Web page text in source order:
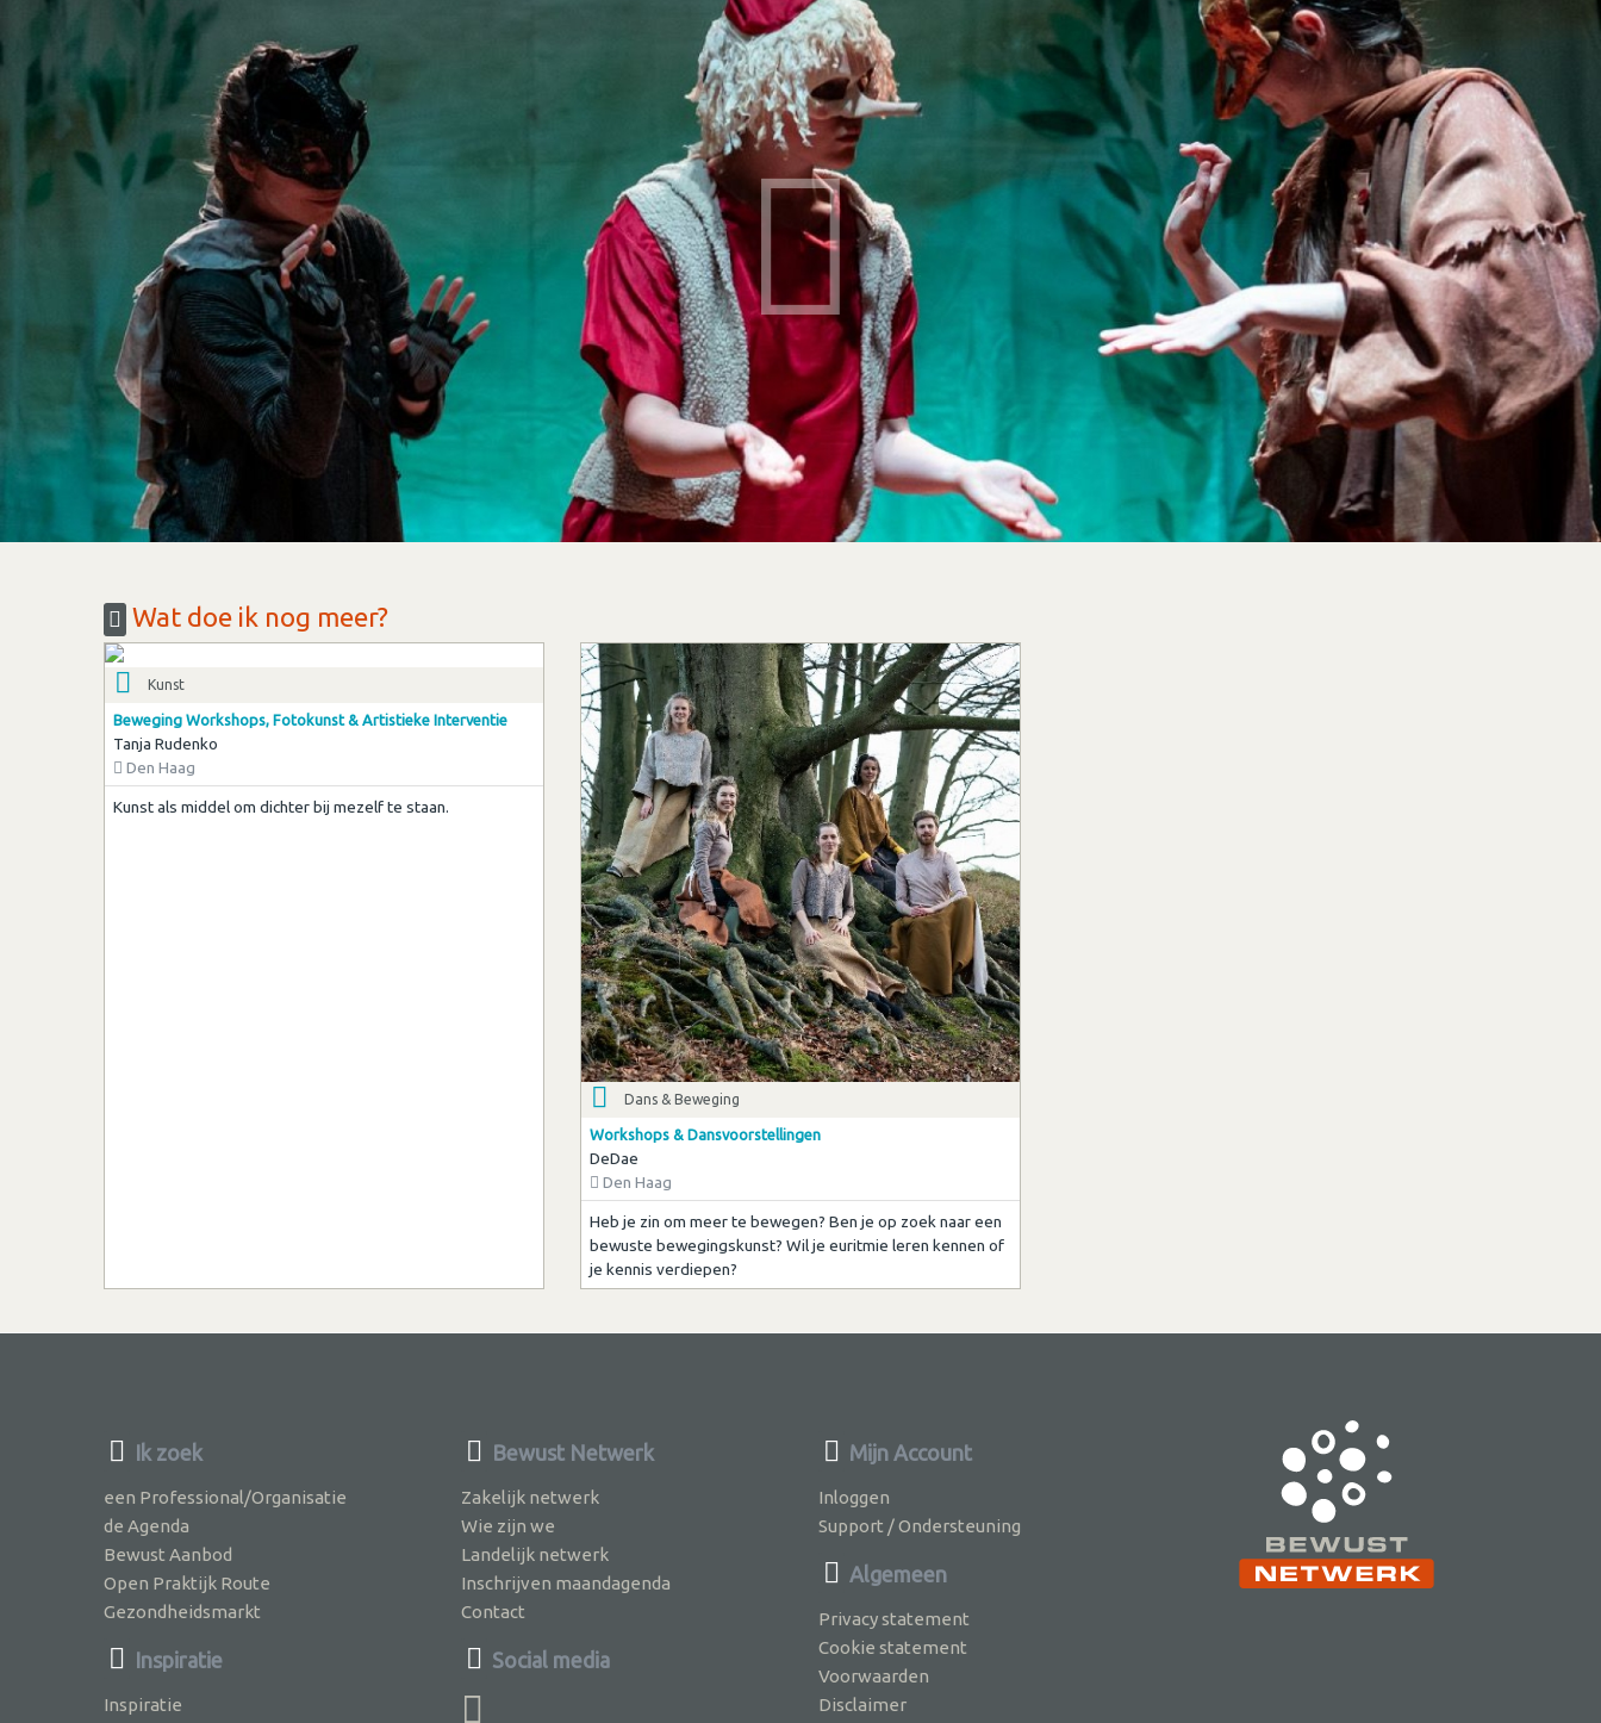
Wat doe ik nog meer?
Kunst
Beweging Workshops, Fotokunst & Artistieke Interventie
Tanja Rudenko
Den Haag
Kunst als middel om dichter bij mezelf te staan.
Dans & Beweging
Workshops & Dansvoorstellingen
DeDae
Den Haag
Heb je zin om meer te bewegen? Ben je op zoek naar een
bewuste bewegingskunst? Wil je euritmie leren kennen of
je kennis verdiepen?
Ik zoek
een Professional/Organisatie
de Agenda
Bewust Aanbod
Open Praktijk Route
Gezondheidsmarkt
Inspiratie
Inspiratie
Bewust Netwerk
Zakelijk netwerk
Wie zijn we
Landelijk netwerk
Inschrijven maandagenda
Contact
Social media
Mijn Account
Inloggen
Support / Ondersteuning
Algemeen
Privacy statement
Cookie statement
Voorwaarden
Disclaimer